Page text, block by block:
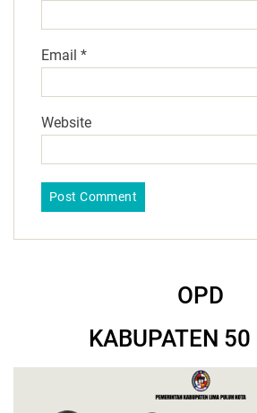
Email *
Website
OPD
KABUPATEN 50